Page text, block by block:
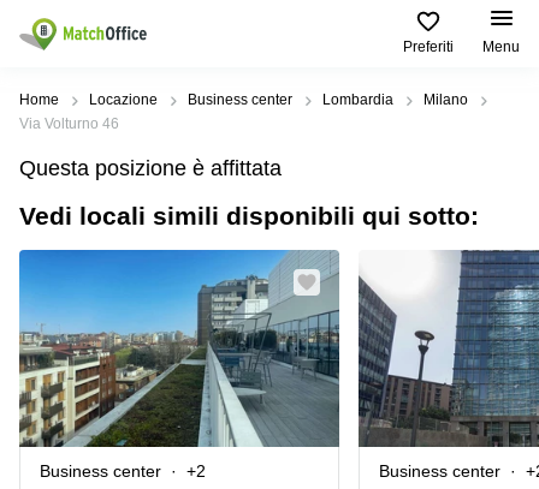
Preferiti Menu
Dare in locazione e affittare
Tipologie di
locali
Ufficio
Center
Coworking
Sala
Riunioni
Virtuale
Zone
Popolari
Genova
Treviso
Palermo
Bari
Torino
Firenze
Ricerche
popolari
Coworking
Lazio
Bologna
Uffici
in
affitto a
Vicenza
Coworking
Palermo
Aiuto
Chi Siamo
Metti in elenco il tuo ufficio
Prezzo
Accesso
Home Locazione Business center Lombardia
Milano
Via Volturno 46
Questa posizione è affittata
Vedi locali simili disponibili qui sotto:
Business center +2 Business center